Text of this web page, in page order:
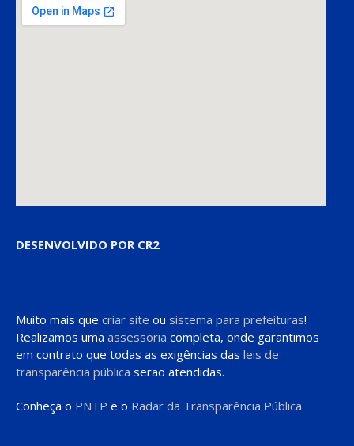
DESENVOLVIDO POR CR2
Muito mais que criar site ou sistema para prefeituras!
Realizamos uma assessoria completa, onde garantimos
em contrato que todas as exigências das leis de
transparência pública serão atendidas.
Conheça o PNTP e o Radar da Transparência Pública